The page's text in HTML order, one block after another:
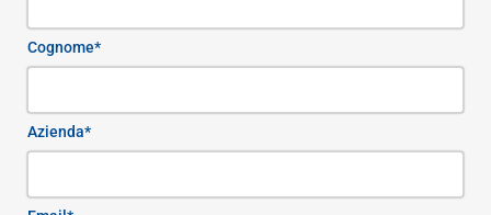
Cognome*
Azienda*